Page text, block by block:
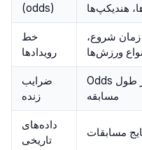
(odds)
هندیکپ‌ها
خط
رویدادها
شروع،
ورزش‌ها
ضرایب
زنده
Odds به‌صورت زنده در طول
مسابقه
داده‌های
تاریخی
مسابقات